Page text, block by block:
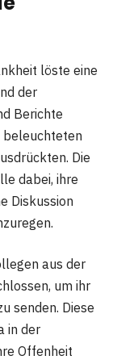
löste eine
der
Berichte
beleuchteten
Die
dabei, ihre
Diskussion
aus der
um ihr
senden. Diese
in der
Offenheit